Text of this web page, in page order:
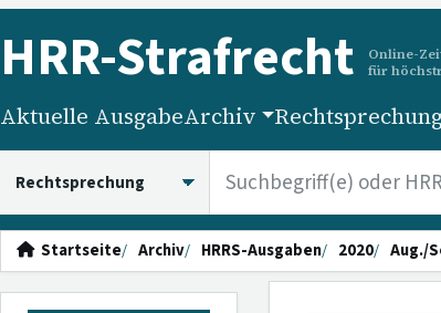
HRR-Strafrecht
Online-
für
Aktuelle AusgabeArchiv
Startseite Archiv HRRS-Ausgaben 2020 Aug./